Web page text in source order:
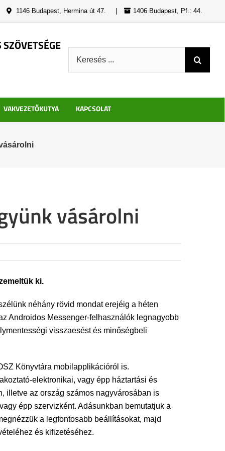
1146 Budapest, Hermina út 47. 1406 Budapest, Pf.: 44.
VAKVEZETŐKUTYA KAPCSOLAT
vásárolni
ki.
néhány rövid mondat erejéig a héten
Androidos Messenger-felhasználók legnagyobb
visszaesést és minőségbeli
Könyvtára mobilapplikációról is.
elektronikai, vagy épp háztartási és
illetve az ország számos nagyvárosában is
épp szervizként. Adásunkban bemutatjuk a
a legfontosabb beállításokat, majd
és kifizetéséhez.